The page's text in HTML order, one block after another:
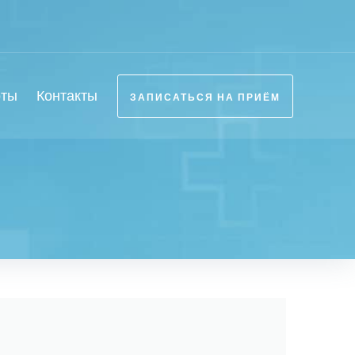
Контакты ЗАПИСАТЬСЯ НА ПРИЁМ